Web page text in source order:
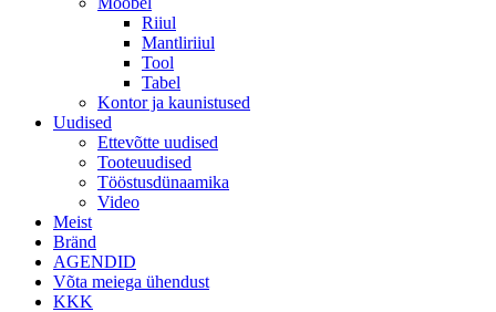
Riiul
Mantliriiul
Tool
Tabel
Kontor ja kaunistused
Uudised
Ettevõtte uudised
Tooteuudised
Tööstusdünaamika
Video
Meist
Bränd
AGENDID
Võta meiega ühendust
KKK